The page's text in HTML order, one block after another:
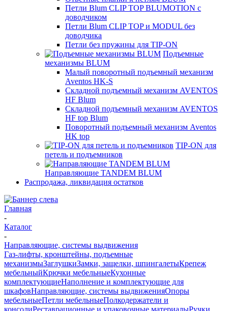
Петли Blum CLIP TOP BLUMOTION с
доводчиком
Петли Blum CLIP TOP и MODUL без
доводчика
Петли без пружины для TIP-ON
Подъемные
механизмы BLUM
Малый поворотный подъемный механизм
Aventos HK-S
Складной подъемный механизм AVENTOS
HF Blum
Складной подъемный механизм AVENTOS
HF top Blum
Поворотный подъемный механизм Aventos
HK top
TIP-ON для
петель и подъемников
Направляющие TANDEM BLUM
Распродажа, ликвидация остатков
Главная
-
Каталог
-
Направляющие, системы выдвижения
Газ-лифты, кронштейны, подъемные
механизмыЗаглушкиЗамки, защелки, шпингалетыКрепеж
мебельныйКрючки мебельныеКухонные
комплектующиеНаполнение и комплектующие для
шкафовНаправляющие, системы выдвиженияОпоры
мебельныеПетли мебельныеПолкодержатели и
консолиРеставрационные и упаковочные материалыРучки